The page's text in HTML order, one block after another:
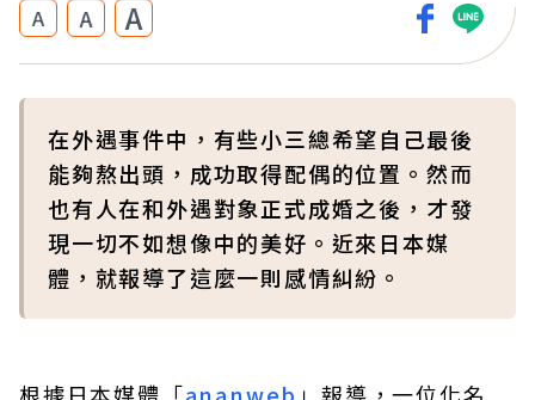
A A A
在外遇事件中，有些小三總希望自己最後
能夠熬出頭，成功取得配偶的位置。然而
也有人在和外遇對象正式成婚之後，才發
現一切不如想像中的美好。近來日本媒
體，就報導了這麼一則感情糾紛。